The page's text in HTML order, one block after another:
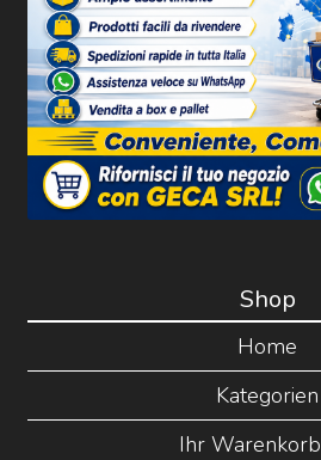
Shop
Home
Kategorien
Ihr Warenkorb